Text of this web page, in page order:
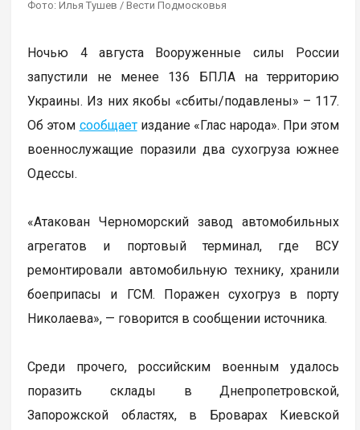
Фото: Илья Тушев / Вести Подмосковья
Ночью 4 августа Вооруженные силы России
запустили не менее 136 БПЛА на территорию
Украины. Из них якобы «сбиты/подавлены» – 117.
Об этом сообщаетиздание «Глас народа». При этом
военнослужащие поразили два сухогруза южнее
Одессы.
«Атакован Черноморский завод автомобильных
агрегатов и портовый терминал, где ВСУ
ремонтировали автомобильную технику, хранили
боеприпасы и ГСМ. Поражен сухогруз в порту
Николаева», — говорится в сообщении источника.
Среди прочего, российским военным удалось
поразить склады в Днепропетровской,
Запорожской областях, в Броварах Киевской